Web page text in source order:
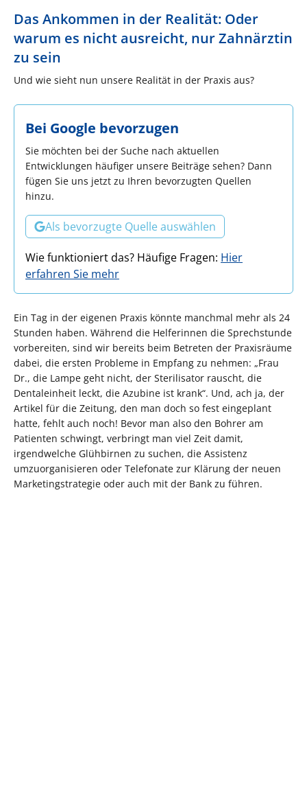
Das Ankommen in der Realität: Oder
warum es nicht ausreicht, nur Zahnärztin
zu sein
Und wie sieht nun unsere Realität in der Praxis aus?
Bei Google bevorzugen
Sie möchten bei der Suche nach aktuellen
Entwicklungen häufiger unsere Beiträge sehen? Dann
fügen Sie uns jetzt zu Ihren bevorzugten Quellen
hinzu.
Als bevorzugte Quelle auswählen
Wie funktioniert das? Häufige Fragen: Hier
erfahren Sie mehr
Ein Tag in der eigenen Praxis könnte manchmal mehr als 24
Stunden haben. Während die Helferinnen die Sprechstunde
vorbereiten, sind wir bereits beim Betreten der Praxisräume
dabei, die ersten Probleme in Empfang zu nehmen: „Frau
Dr., die Lampe geht nicht, der Sterilisator rauscht, die
Dentaleinheit leckt, die Azubine ist krank“. Und, ach ja, der
Artikel für die Zeitung, den man doch so fest eingeplant
hatte, fehlt auch noch! Bevor man also den Bohrer am
Patienten schwingt, verbringt man viel Zeit damit,
irgendwelche Glühbirnen zu suchen, die Assistenz
umzuorganisieren oder Telefonate zur Klärung der neuen
Marketingstrategie oder auch mit der Bank zu führen.